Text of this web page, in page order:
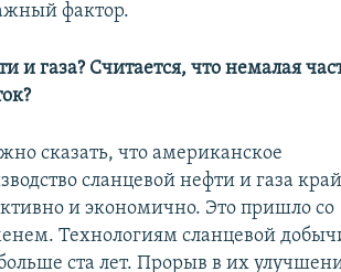
фактор.
и газа? Считается, что немалая
сказать, что американское
сланцевой нефти и газа
и экономично. Это пришло со
Технологиям сланцевой
ста лет. Прорыв в их